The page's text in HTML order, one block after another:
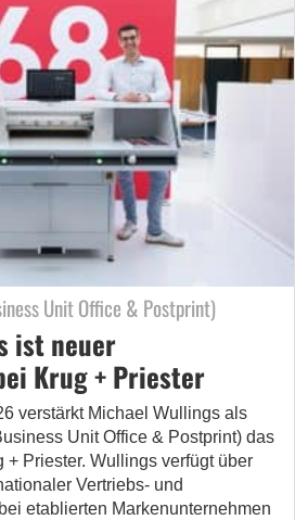
Unit Office & Postprint)
ist neuer
Krug + Priester
verstärkt Michael Wullings als
Unit Office & Postprint) das
+ Priester. Wullings verfügt über
Vertriebs- und
etablierten Markenunternehmen